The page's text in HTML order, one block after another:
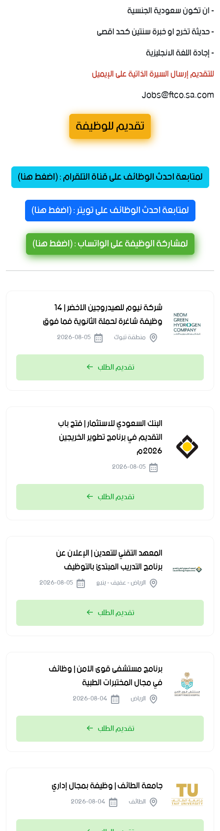
‏- ان تكون سعودية الجنسية
‏- حديثة تخرج او خبرة سنتين كحد اقصى
‏- إجادة اللغة الانجليزية
‏للتقديم إرسال السيرة الذاتية على الإيميل
تقديم للوظيفة
لمتابعة احدث الوظائف على قناة التلقرام : (اضغط هنا)
لمتابعة احدث الوظائف على تويتر : (اضغط هنا)
لمشاركة الوظيفة على الواتساب : (اضغط هنا)
شركة نيوم للهيدروجين الأخضر | 14
وظيفة شاغرة لحملة الثانوية فما فوق
منطقة تبوك
تقديم الطلب
البنك السعودي للاستثمار | فتح باب
التقديم في برنامج تطوير الخريجين
2026م
تقديم الطلب
المعهد التقني للتعدين | الإعلان عن
برنامج التدريب المبتدئ بالتوظيف
الرياض - عفيف - ينبع
تقديم الطلب
برنامج مستشفى قوى الأمن | وظائف
في مجال المختبرات الطبية
الرياض
تقديم الطلب
جامعة الطائف | وظيفة بمجال إداري
الطائف